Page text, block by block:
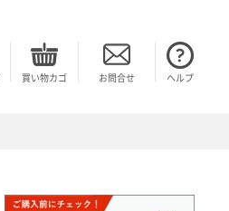
買い物カゴ お問合せ ヘルプ